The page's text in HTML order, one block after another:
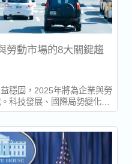
勞動市場的8大關鍵趨
穩固，2025年將為企業與勞
科技發展、國際局勢變化以
轉型的一年。以下是2025年
趨勢。 一、臺灣半導體業持